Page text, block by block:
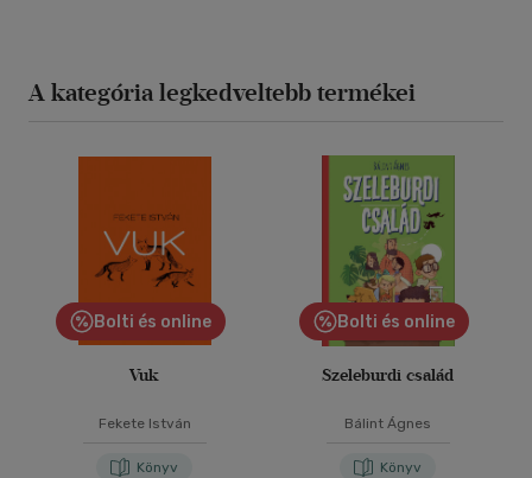
A kategória legkedveltebb termékei
Bolti és online
Vuk
Fekete István
Könyv
Bolti és online
Szeleburdi család
Bálint Ágnes
Könyv